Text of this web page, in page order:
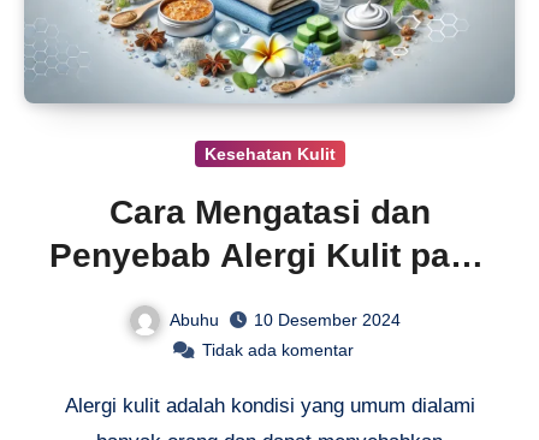
Kesehatan Kulit
Cara Mengatasi dan
Penyebab Alergi Kulit pada
Orang Dewasa
Abuhu
10 Desember 2024
Tidak ada komentar
Alergi kulit adalah kondisi yang umum dialami